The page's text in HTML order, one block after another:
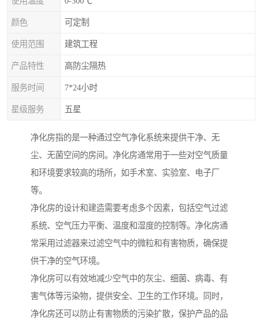
颜色 可定制
使用范围 建筑工程
产品特性 高防尘隔热
服务时间 7*24小时
星级服务 五星
净化房指的是一种通过空气净化系统来提供干净、无
尘、无菌空间的房间。净化房通常用于一些对空气质量
和环境要求较高的场所，如手术室、实验室、电子厂
等。
净化房的设计和建造需要考虑多个因素，包括空气过滤
系统、空气压力平衡、温度和湿度的控制等。净化房通
常采用过滤器来过滤空气中的微粒和有害物质，确保提
供干净的空气环境。
净化房可以有效地减少空气中的灰尘、细菌、病毒、有
害气体等污染物，提供安全、卫生的工作环境。同时，
净化房还可以防止有害物质的污染扩散，保护产品的品